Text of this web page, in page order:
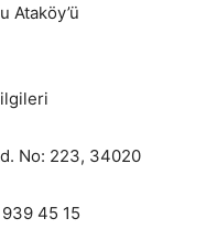
Ataköy’ü
No: 223, 34020
45 15